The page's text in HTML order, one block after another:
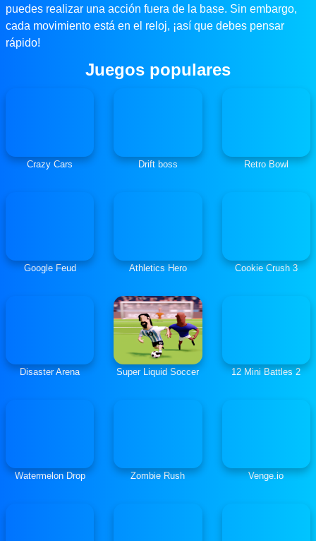
puedes realizar una acción fuera de la base. Sin embargo,
cada movimiento está en el reloj, ¡así que debes pensar
rápido!
Juegos populares
Crazy Cars Drift boss Retro Bowl
Google Feud Athletics Hero Cookie Crush 3
Disaster Arena Super Liquid Soccer 12 Mini Battles 2
Watermelon Drop Zombie Rush Venge.io